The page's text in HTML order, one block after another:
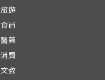
旅遊
食尚
醫藥
消費
文教